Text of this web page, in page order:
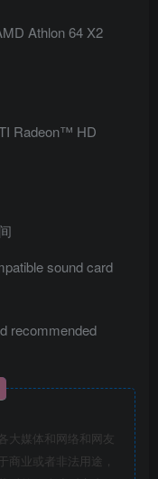
Athlon 64 X2
Radeon™ HD
sound card
recommended
大媒体和网络和网友
商业或者非法用途，